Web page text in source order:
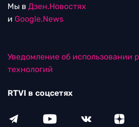
Мы в Дзен.Новостях
и Google.News
Уведомление об использовании
технологий
RTVI в соцсетях